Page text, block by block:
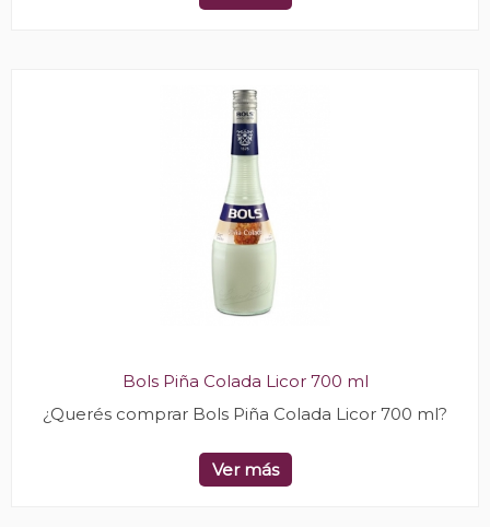
Bols Piña Colada Licor 700 ml
¿Querés comprar Bols Piña Colada Licor 700 ml?
Ver más